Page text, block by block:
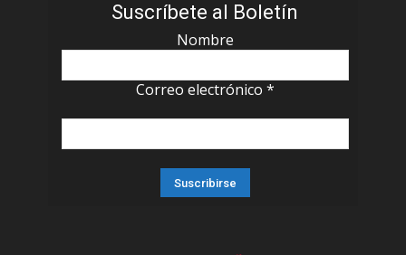
Suscríbete al Boletín
Nombre
Correo electrónico *